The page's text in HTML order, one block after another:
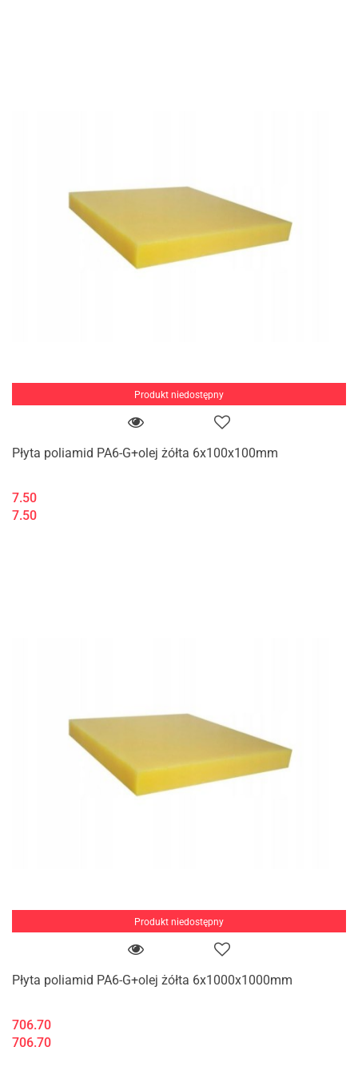
Produkt niedostępny
Płyta poliamid PA6-G+olej żółta 6x100x100mm
7.50
7.50
Produkt niedostępny
Płyta poliamid PA6-G+olej żółta 6x1000x1000mm
706.70
706.70